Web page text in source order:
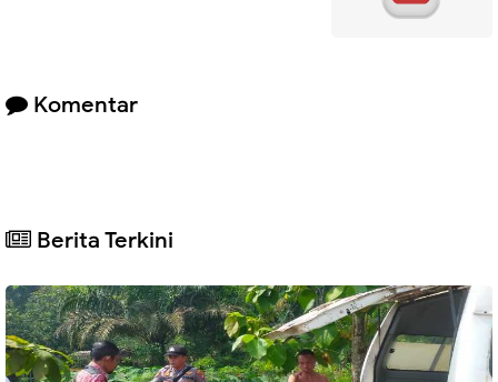
Komentar
Berita Terkini